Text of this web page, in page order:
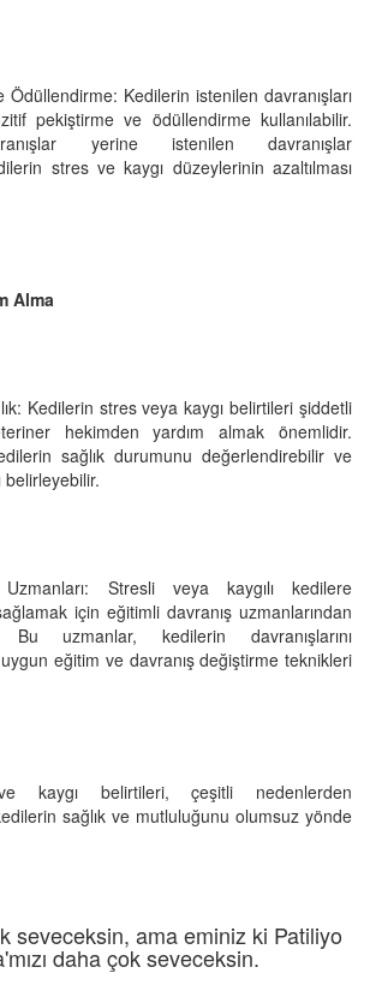
Ödüllendirme: Kedilerin istenilen davranışları
pekiştirme ve ödüllendirme kullanılabilir.
yerine istenilen davranışlar
stres ve kaygı düzeylerinin azaltılması
Alma
Kedilerin stres veya kaygı belirtileri şiddetli
hekimden yardım almak önemlidir.
sağlık durumunu değerlendirebilir ve
belirleyebilir.
Stresli veya kaygılı kedilere
için eğitimli davranış uzmanlarından
Bu uzmanlar, kedilerin davranışlarını
eğitim ve davranış değiştirme teknikleri
kaygı belirtileri, çeşitli nedenlerden
sağlık ve mutluluğunu olumsuz yönde
seveceksin, ama eminiz ki Patiliyo
daha çok seveceksin.